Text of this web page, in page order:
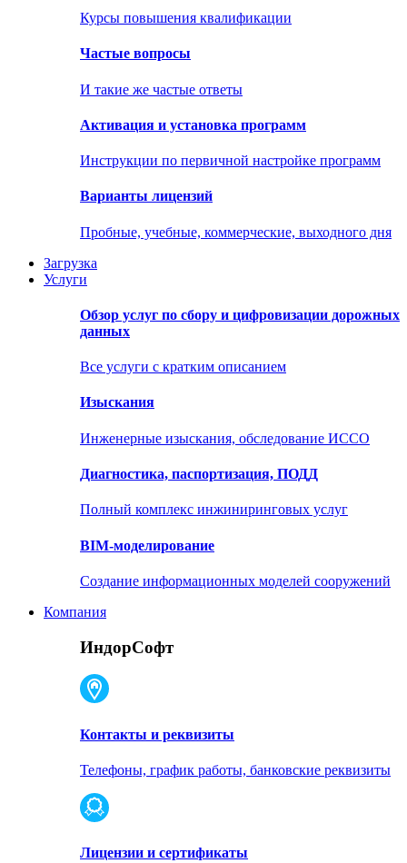
Курсы повышения квалификации
Частые вопросы
И такие же частые ответы
Активация и установка программ
Инструкции по первичной настройке программ
Варианты лицензий
Пробные, учебные, коммерческие, выходного дня
Загрузка
Услуги
Обзор услуг по сбору и цифровизации дорожных
данных
Все услуги с кратким описанием
Изыскания
Инженерные изыскания, обследование ИССО
Диагностика, паспортизация, ПОДД
Полный комплекс инжиниринговых услуг
BIM-моделирование
Создание информационных моделей сооружений
Компания
ИндорСофт
Контакты и реквизиты
Телефоны, график работы, банковские реквизиты
Лицензии и сертификаты